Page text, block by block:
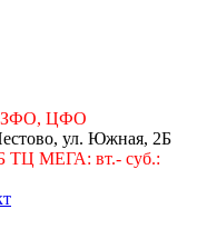
ЦФО
ул. Южная, 2Б
МЕГА: вт.- суб.: